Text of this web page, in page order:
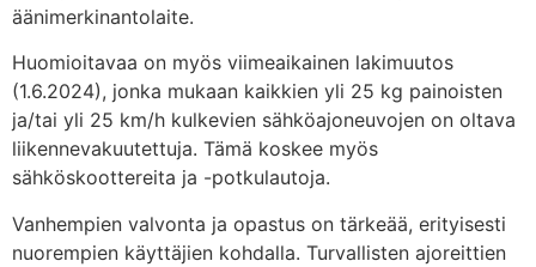
äänimerkinantolaite.
Huomioitavaa on myös viimeaikainen lakimuutos
(1.6.2024), jonka mukaan kaikkien yli 25 kg painoisten
ja/tai yli 25 km/h kulkevien sähköajoneuvojen on oltava
liikennevakuutettuja. Tämä koskee myös
sähköskoottereita ja -potkulautoja.
Vanhempien valvonta ja opastus on tärkeää, erityisesti
nuorempien käyttäjien kohdalla. Turvallisten ajoreittien